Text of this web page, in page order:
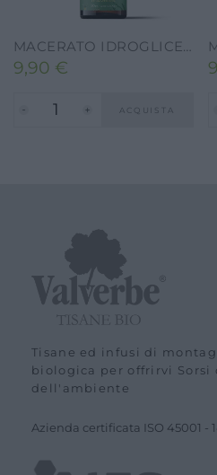
MACERATO IDROGLICEROALCOLICO BIOLOGICO BETULLA LINFA-50ML-ALCOOL 30% VOL
9,90 €
ACQUISTA
Tisane ed infusi di
biologica per offrirvi
dell'ambiente
Azienda certiﬁcata ISO 45001 -